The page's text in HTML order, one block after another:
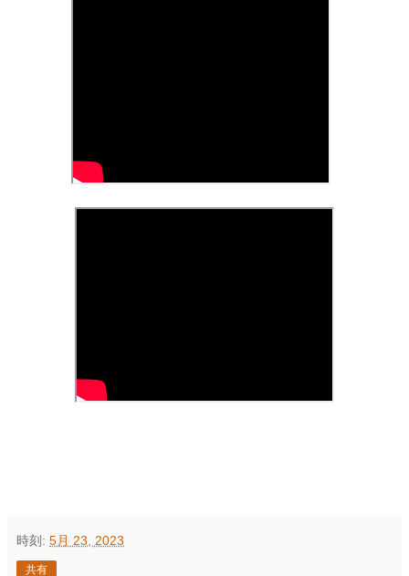
時刻: 5月 23, 2023
共有